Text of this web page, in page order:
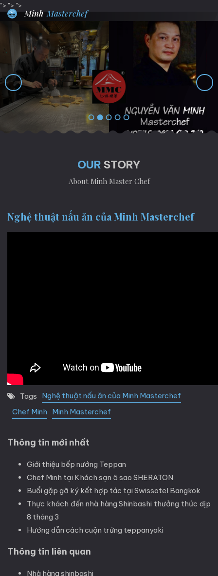
"> "> ">
MinhMasterchef
OUR STORY
About Minh Master Chef
Nghệ thuật nấu ăn của Minh Masterchef
Tags
Nghệ thuật nấu ăn của Minh Masterchef
Chef Minh
Minh Masterchef
Thông tin mới nhất
Giới thiệu bếp nướng Teppan
Chef Minh tại Khách sạn 5 sao SHERATON
Buổi gặp gỡ ký kết hợp tác tại Swissotel Bangkok
Thực khách đến nhà hàng Shinbashi thưởng thức dịp
8 tháng 3
Hướng dẫn cách cuộn trứng teppanyaki
Thông tin liên quan
Nhà hàng shinbashi